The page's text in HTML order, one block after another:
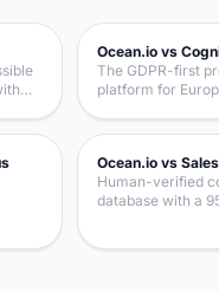
Ocean.io vs
The GDPR-first
platform for
Ocean.io vs
Human-verified
database with a